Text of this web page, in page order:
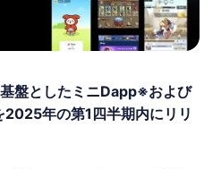
盤としたミニDapp※および
年の第1四半期内にリリ